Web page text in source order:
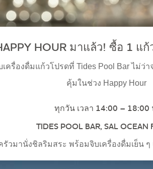
HOUR มาแล้ว! ซื้อ 1 แ
รื่องดื่มแก้วโปรดที่ Tides Pool Bar ไม่ว่า
คุ้มในช่วง Happy Hour
ทุกวัน เวลา 14:00 – 18:00
TIDES POOL BAR, SAL OCEAN
วมานั่งชิลริมสระ พร้อมจิบเครื่องดื่มเย็น